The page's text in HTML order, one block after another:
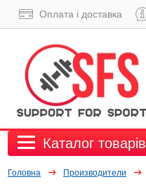
Оплата і доставка
Каталог товарів
Головна Производители